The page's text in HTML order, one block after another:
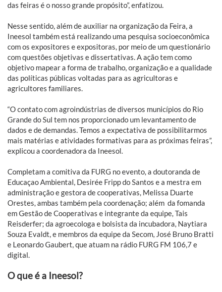
das feiras é o nosso grande propósito”, enfatizou.
Nesse sentido, além de auxiliar na organização da Feira, a
Ineesol também está realizando uma pesquisa socioeconômica
com os expositores e expositoras, por meio de um questionário
com questões objetivas e dissertativas. A ação tem como
objetivo mapear a forma de trabalho, organização e a qualidade
das políticas públicas voltadas para as agricultoras e
agricultores familiares.
“O contato com agroindústrias de diversos municípios do Rio
Grande do Sul tem nos proporcionado um levantamento de
dados e de demandas. Temos a expectativa de possibilitarmos
mais matérias e atividades formativas para as próximas feiras”,
explicou a coordenadora da Ineesol.
Completam a comitiva da FURG no evento, a doutoranda de
Educaçao Ambiental, Desirée Fripp do Santos e a mestra em
administração e gestora de cooperativas, Melissa Duarte
Orestes, ambas também pela coordenação; além da fomanda
em Gestão de Cooperativas e integrante da equipe, Tais
Reisderfer; da agroecologa e bolsista da incubadora, Naytiara
Souza Evaldt, e membros da equipe da Secom, José Bruno Bratti
e Leonardo Gaubert, que atuam na rádio FURG FM 106,7 e
digital.
O que é a Ineesol?